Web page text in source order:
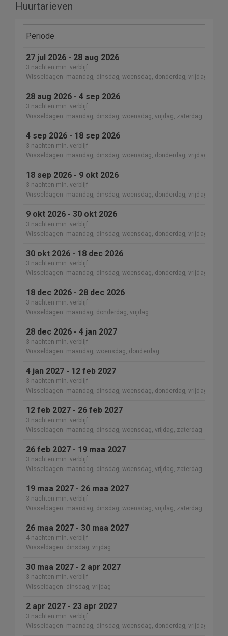
Huurtarieven
Periode
27 jul 2026 - 28 aug 2026
3 nachten min. verblijf
Wisseldagen: maandag, dinsdag, woensdag, donderdag, vrijdag,
28 aug 2026 - 4 sep 2026
3 nachten min. verblijf
Wisseldagen: maandag, dinsdag, woensdag, vrijdag, zaterdag
4 sep 2026 - 18 sep 2026
3 nachten min. verblijf
Wisseldagen: maandag, dinsdag, woensdag, donderdag, vrijdag,
18 sep 2026 - 9 okt 2026
3 nachten min. verblijf
Wisseldagen: maandag, dinsdag, woensdag, donderdag, vrijdag,
9 okt 2026 - 30 okt 2026
3 nachten min. verblijf
Wisseldagen: maandag, dinsdag, woensdag, donderdag, vrijdag,
30 okt 2026 - 18 dec 2026
3 nachten min. verblijf
Wisseldagen: maandag, dinsdag, woensdag, donderdag, vrijdag,
18 dec 2026 - 28 dec 2026
3 nachten min. verblijf
Wisseldagen: maandag, donderdag, vrijdag
28 dec 2026 - 4 jan 2027
3 nachten min. verblijf
Wisseldagen: maandag, woensdag, donderdag
4 jan 2027 - 12 feb 2027
3 nachten min. verblijf
Wisseldagen: maandag, dinsdag, woensdag, donderdag, vrijdag,
12 feb 2027 - 26 feb 2027
3 nachten min. verblijf
Wisseldagen: maandag, dinsdag, woensdag, vrijdag, zaterdag
26 feb 2027 - 19 maa 2027
3 nachten min. verblijf
Wisseldagen: maandag, dinsdag, woensdag, vrijdag, zaterdag
19 maa 2027 - 26 maa 2027
3 nachten min. verblijf
Wisseldagen: maandag, dinsdag, woensdag, vrijdag, zaterdag
26 maa 2027 - 30 maa 2027
4 nachten min. verblijf
Wisseldagen: dinsdag, vrijdag
30 maa 2027 - 2 apr 2027
3 nachten min. verblijf
Wisseldagen: dinsdag, vrijdag
2 apr 2027 - 23 apr 2027
3 nachten min. verblijf
Wisseldagen: maandag, dinsdag, woensdag, donderdag, vrijdag,